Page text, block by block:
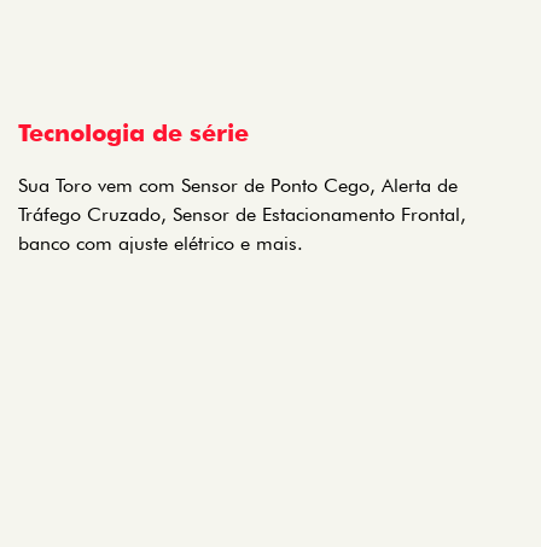
Tecnologia de série
Sua Toro vem com Sensor de Ponto Cego, Alerta de
Tráfego Cruzado, Sensor de Estacionamento Frontal,
banco com ajuste elétrico e mais.